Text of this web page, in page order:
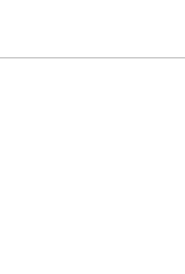
optimalizovala užívateľská skúsenosť.